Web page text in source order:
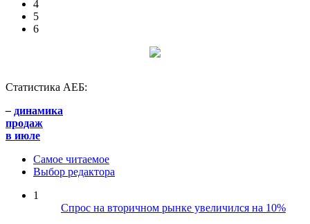
4
5
6
Статистика АЕБ:
– динамика
продаж
в июле
Самое читаемое
Выбор редактора
1
Спрос на вторичном рынке увеличился на 10%